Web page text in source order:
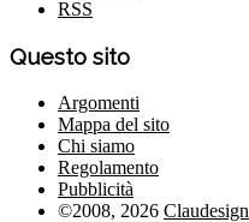
RSS
Questo sito
Argomenti
Mappa del sito
Chi siamo
Regolamento
Pubblicità
©2008, 2026 Claudesign